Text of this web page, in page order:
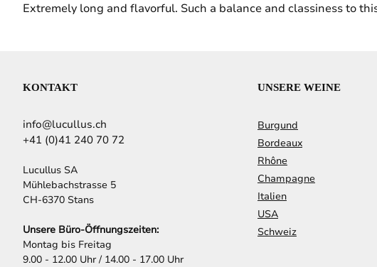
Extremely long and flavorful. Such a balance and classiness to
KONTAKT
info@lucullus.ch
+41 (0)41 240 70 72
Lucullus SA
Mühlebachstrasse 5
CH-6370 Stans
Unsere Büro-Öffnungszeiten:
Montag bis Freitag
9.00 - 12.00 Uhr / 14.00 - 17.00 Uhr
UNSERE WEINE
Burgund
Bordeaux
Rhône
Champagne
Italien
USA
Schweiz